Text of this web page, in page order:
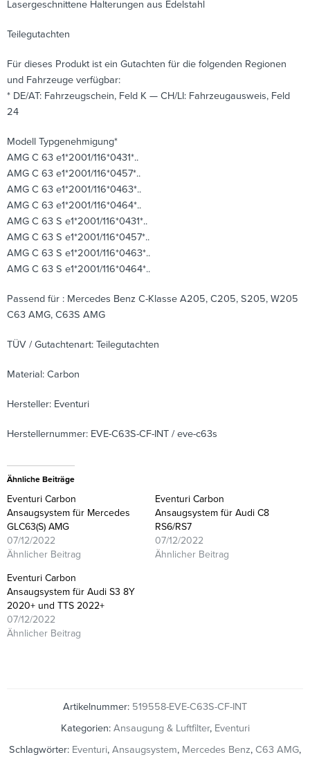
Lasergeschnittene Halterungen aus Edelstahl
Teilegutachten
Für dieses Produkt ist ein Gutachten für die folgenden Regionen
und Fahrzeuge verfügbar:
* DE/AT: Fahrzeugschein, Feld K — CH/LI: Fahrzeugausweis, Feld
24
Modell Typgenehmigung*
AMG C 63 e1*2001/116*0431*..
AMG C 63 e1*2001/116*0457*..
AMG C 63 e1*2001/116*0463*..
AMG C 63 e1*2001/116*0464*..
AMG C 63 S e1*2001/116*0431*..
AMG C 63 S e1*2001/116*0457*..
AMG C 63 S e1*2001/116*0463*..
AMG C 63 S e1*2001/116*0464*..
Passend für : Mercedes Benz C-Klasse A205, C205, S205, W205
C63 AMG, C63S AMG
TÜV / Gutachtenart: Teilegutachten
Material: Carbon
Hersteller: Eventuri
Herstellernummer: EVE-C63S-CF-INT / eve-c63s
Ähnliche Beiträge
Eventuri Carbon
Ansaugsystem für Mercedes
GLC63(S) AMG
07/12/2022
Ähnlicher Beitrag
Eventuri Carbon
Ansaugsystem für Audi C8
RS6/RS7
07/12/2022
Ähnlicher Beitrag
Eventuri Carbon
Ansaugsystem für Audi S3 8Y
2020+ und TTS 2022+
07/12/2022
Ähnlicher Beitrag
Artikelnummer: 519558-EVE-C63S-CF-INT
Kategorien: Ansaugung & Luftfilter, Eventuri
Schlagwörter: Eventuri, Ansaugsystem, Mercedes Benz, C63 AMG,